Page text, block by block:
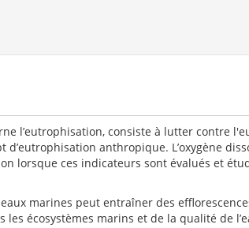
l’eutrophisation, consiste à lutter contre
anthropique. L’oxygène
lorsque ces indicateurs sont évalués et
marines peut entraîner des
les écosystèmes marins et de la qualité de